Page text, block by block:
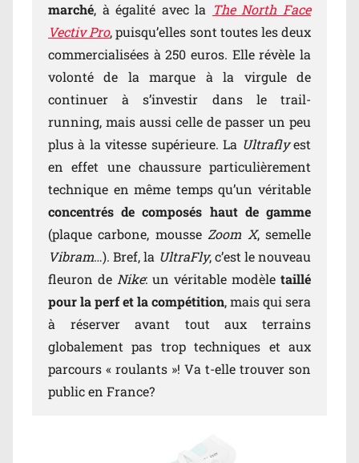
marché, à égalité avec la The North Face
Vectiv Pro, puisqu’elles sont toutes les deux
commercialisées à 250 euros. Elle révèle la
volonté de la marque à la virgule de
continuer à s’investir dans le trail-
running, mais aussi celle de passer un peu
plus à la vitesse supérieure. La Ultraflyest
en effet une chaussure particulièrement
technique en même temps qu’un véritable
concentrés de composés haut de gamme
(plaque carbone, mousse Zoom X, semelle
Vibram…). Bref, la UltraFly, c’est le nouveau
fleuron de Nike: un véritable modèle taillé
pour la perf et la compétition, mais qui sera
à réserver avant tout aux terrains
globalement pas trop techniques et aux
parcours « roulants »! Va t-elle trouver son
public en France?